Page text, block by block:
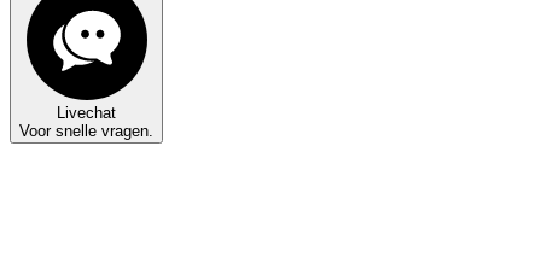
Livechat
Voor snelle vragen.